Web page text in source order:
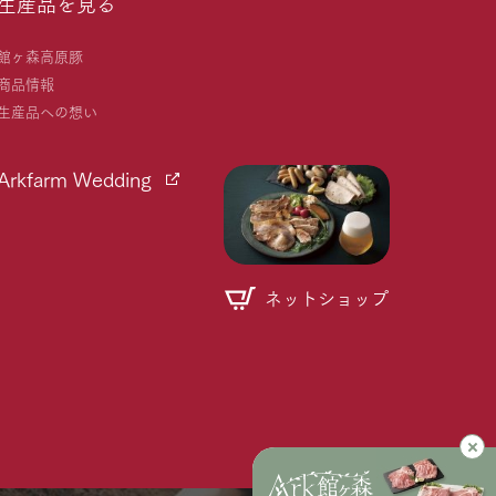
ヶ森高原豚
品情報
産品への想い
Wedding
ネットショップ